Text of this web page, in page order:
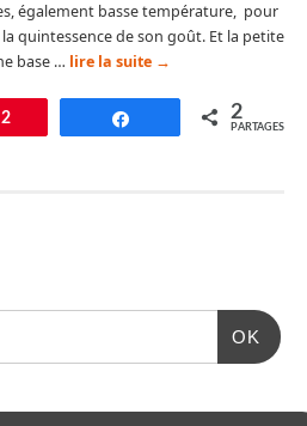
également basse température, pour
quintessence de son goût. Et la petite
base … lire la suite →
2 Partagez 2
PARTAGES
OK